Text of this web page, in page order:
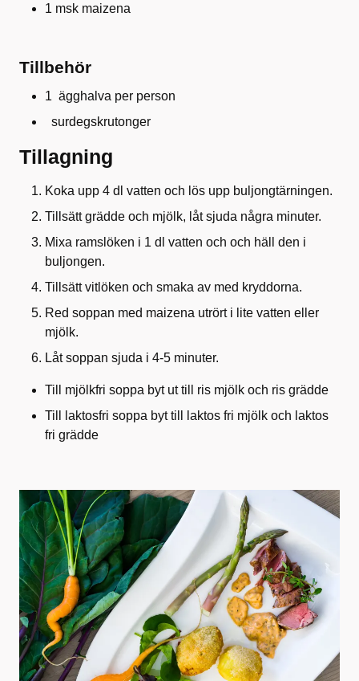
1 msk maizena
Tillbehör
1 ägghalva per person
surdegskrutonger
Tillagning
Koka upp 4 dl vatten och lös upp buljongtärningen.
Tillsätt grädde och mjölk, låt sjuda några minuter.
Mixa ramslöken i 1 dl vatten och och häll den i
buljongen.
Tillsätt vitlöken och smaka av med kryddorna.
Red soppan med maizena utrört i lite vatten eller
mjölk.
Låt soppan sjuda i 4-5 minuter.
Till mjölkfri soppa byt ut till ris mjölk och ris grädde
Till laktosfri soppa byt till laktos fri mjölk och laktos
fri grädde